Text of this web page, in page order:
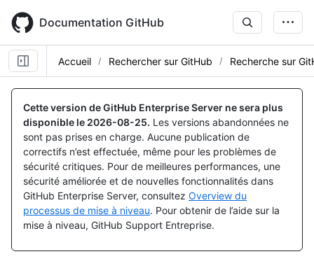
main
content
Documentation GitHub
Accueil Rechercher sur GitHub Recherche sur
Cette version de GitHub Enterprise Server ne sera plus
disponible le 2026-08-25. Les versions abandonnées ne
sont pas prises en charge. Aucune publication de
correctifs n’est effectuée, même pour les problèmes de
sécurité critiques. Pour de meilleures performances, une
sécurité améliorée et de nouvelles fonctionnalités dans
GitHub Enterprise Server, consultez Overview du
processus de mise à niveau. Pour obtenir de l’aide sur la
mise à niveau, GitHub Support Entreprise.